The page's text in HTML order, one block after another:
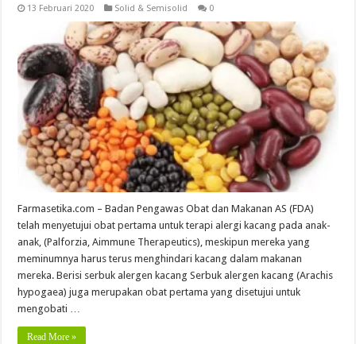
13 Februari 2020 Solid & Semisolid 0
Farmasetika.com – Badan Pengawas Obat dan Makanan AS (FDA)
telah menyetujui obat pertama untuk terapi alergi kacang pada anak-
anak, (Palforzia, Aimmune Therapeutics), meskipun mereka yang
meminumnya harus terus menghindari kacang dalam makanan
mereka. Berisi serbuk alergen kacang Serbuk alergen kacang (Arachis
hypogaea) juga merupakan obat pertama yang disetujui untuk
mengobati …
Read More »